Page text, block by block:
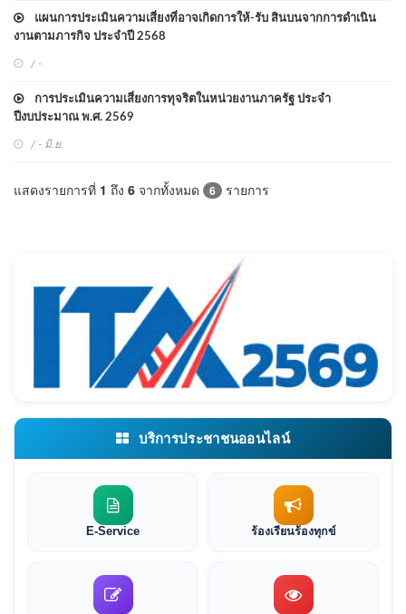
แผนการประเมินความเสี่ยงที่อาจเกิดการให้-รับ สินบนจากการดำเนิน
งานตามภารกิจ ประจำปี 2568
/ -
การประเมินความเสี่ยงการทุจริตในหน่วยงานภาครัฐ ประจำ
ปีงบประมาณ พ.ศ. 2569
/ - มิ.ย.
แสดงรายการที่ 1 ถึง 6 จากทั้งหมด 6 รายการ
บริการประชาชนออนไลน์
E-Service ร้องเรียนร้องทุกข์